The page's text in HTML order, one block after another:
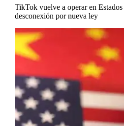
TikTok vuelve a operar en
desconexión por nueva ley